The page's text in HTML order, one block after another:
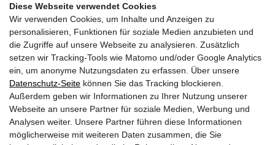
Diese Webseite verwendet Cookies
Wir verwenden Cookies, um Inhalte und Anzeigen zu
personalisieren, Funktionen für soziale Medien anzubieten und
die Zugriffe auf unsere Webseite zu analysieren. Zusätzlich
setzen wir Tracking-Tools wie Matomo und/oder Google Analytics
ein, um anonyme Nutzungsdaten zu erfassen. Über unsere
Datenschutz-Seite können Sie das Tracking blockieren.
Außerdem geben wir Informationen zu Ihrer Nutzung unserer
Webseite an unsere Partner für soziale Medien, Werbung und
Analysen weiter. Unsere Partner führen diese Informationen
möglicherweise mit weiteren Daten zusammen, die Sie
E-Mail: lg-a@eobv.eu
Weitere Links
» ARGE Tauchen
» ÖGTH
» CEDIP